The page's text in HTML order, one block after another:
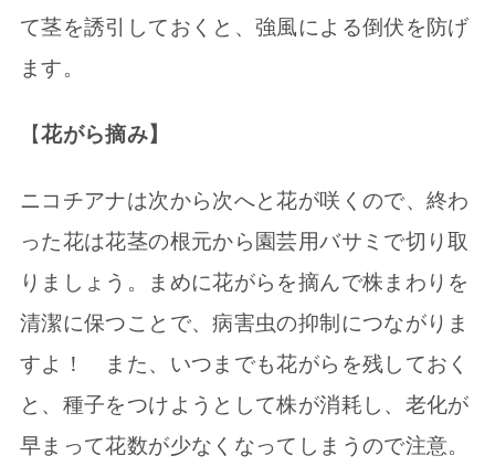
て茎を誘引しておくと、強風による倒伏を防げ
ます。
【花がら摘み】
ニコチアナは次から次へと花が咲くので、終わ
った花は花茎の根元から園芸用バサミで切り取
りましょう。まめに花がらを摘んで株まわりを
清潔に保つことで、病害虫の抑制につながりま
すよ！ また、いつまでも花がらを残しておく
と、種子をつけようとして株が消耗し、老化が
早まって花数が少なくなってしまうので注意。